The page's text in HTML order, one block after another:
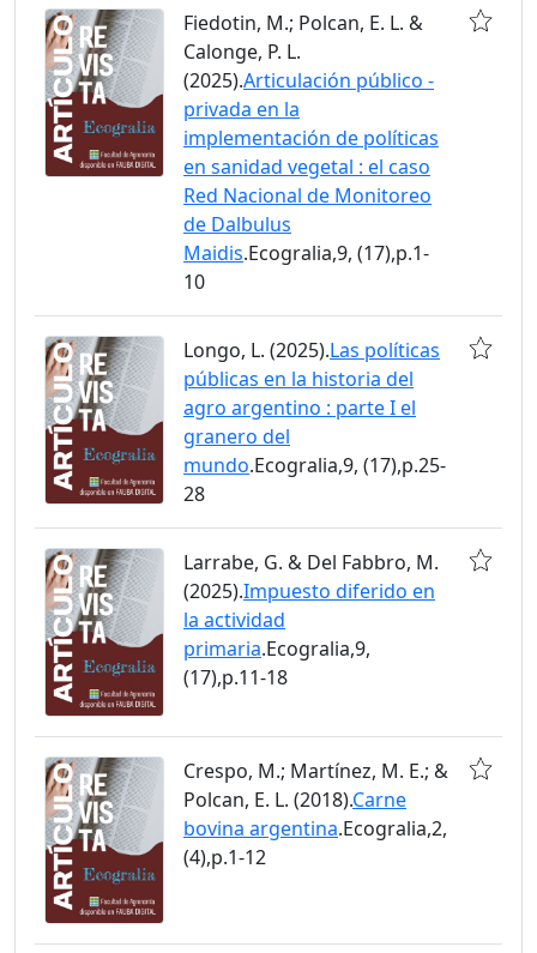
Fiedotin, M.; Polcan, E. L. &
Calonge, P. L.
(2025).Articulación público -
privada en la
implementación de políticas
en sanidad vegetal : el caso
Red Nacional de Monitoreo
de Dalbulus
Maidis.Ecogralia,9, (17),p.1-
10
Longo, L. (2025).Las políticas
públicas en la historia del
agro argentino : parte I el
granero del
mundo.Ecogralia,9, (17),p.25-
28
Larrabe, G. & Del Fabbro, M.
(2025).Impuesto diferido en
la actividad
primaria.Ecogralia,9,
(17),p.11-18
Crespo, M.; Martínez, M. E.; &
Polcan, E. L. (2018).Carne
bovina argentina.Ecogralia,2,
(4),p.1-12